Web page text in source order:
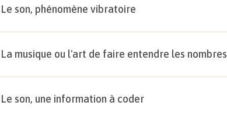
Le son, phénomène vibratoire
La musique ou l'art de faire entendre les nombres
Le son, une information à coder